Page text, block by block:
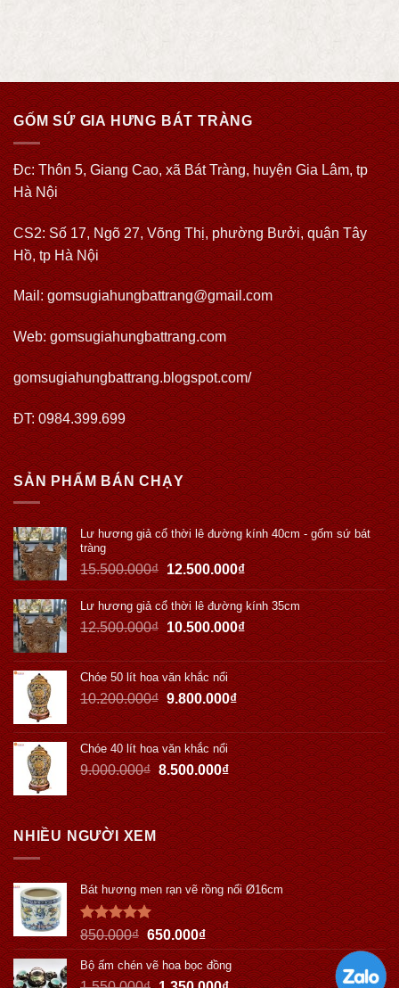
GỐM SỨ GIA HƯNG BÁT TRÀNG
Đc: Thôn 5, Giang Cao, xã Bát Tràng, huyện Gia Lâm, tp
Hà Nội
CS2: Số 17, Ngõ 27, Võng Thị, phường Bưởi, quận Tây
Hồ, tp Hà Nội
Mail: gomsugiahungbattrang@gmail.com
Web:gomsugiahungbattrang.com
gomsugiahungbattrang.blogspot.com/
ĐT: 0984.399.699
SẢN PHẨM BÁN CHẠY
Lư hương giả cổ thời lê đường kính 40cm - gốm sứ bát
tràng
15.500.000₫ 12.500.000₫
Lư hương giả cổ thời lê đường kính 35cm
12.500.000₫ 10.500.000₫
Chóe 50 lít hoa văn khắc nổi
10.200.000₫ 9.800.000₫
Chóe 40 lít hoa văn khắc nổi
9.000.000₫ 8.500.000₫
NHIỀU NGƯỜI XEM
Bát hương men rạn vẽ rồng nổi Ø16cm
Được xếp
hạng5.00
5 sao
850.000₫ 650.000₫
Bộ ấm chén vẽ hoa bọc đồng